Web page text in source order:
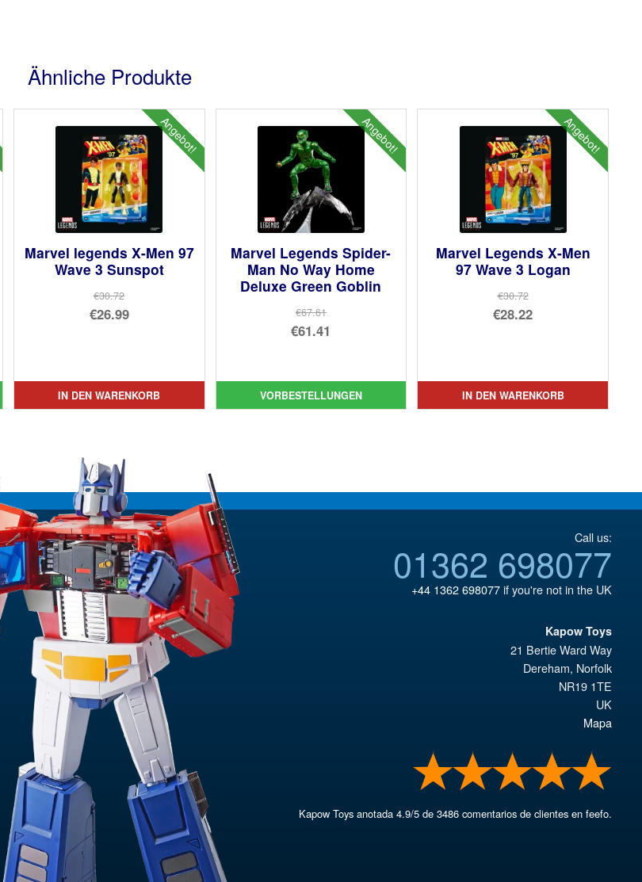
Ähnliche Produkte
Angebot!
Marvel legends X-Men 97
Wave 3 Sunspot
€30.72
Ursprünglicher
€30.72
€26.99
ist:
€26.99.
IN DEN WARENKORB
Angebot!
Marvel Legends Spider-
Man No Way Home
Deluxe Green Goblin
€67.61
Ursprünglicher
€67.61
€61.41
ist:
€61.41.
VORBESTELLUNGEN
Angebot!
Marvel Legends X-Men
97 Wave 3 Logan
€30.72
Ursprünglicher
€30.72
€28.22
ist:
€28.22.
IN DEN WARENKORB
Call us:
01362 698077
+44 1362 698077if you're not in the UK
Kapow Toys
21 Bertie Ward Way
Dereham, Norfolk
NR19 1TE
UK
Mapa
Kapow Toys anotada4.9/5 de3486 comentarios de clientes en feefo.